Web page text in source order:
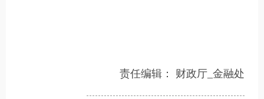
责任编辑： 财政厅_金融处